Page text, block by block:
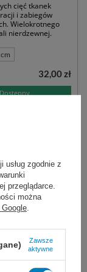
cięć tkanek
i zabiegów
Wielokrotnego
nierdzewnej.
32,00 zł
typ
- proste
usług zgodnie z
przeglądarce.
można
.
Zawsze
aktywne